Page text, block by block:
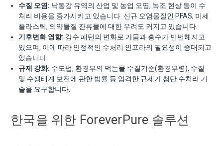
수질 오염: 낙동강 유역의 산업 및 농업 오염, 녹조 현상 등이 수
처리 비용을 증가시키고 있습니다. 신규 오염물질인 PFAS, 미세
플라스틱, 의약물질 잔류물에 대한 우려도 커지고 있습니다.
기후변화 영향: 강수 패턴의 변화로 가뭄과 홍수가 빈번해지고
있으며, 이에 따라 안정적인 수처리 인프라의 필요성이 증대되고
있습니다.
규제 강화: 수도법, 환경부의 먹는물 수질기준(환경부령), 수질
및 수생태계 보전에 관한 법률 등 엄격한 규제가 첨단 수처리 기
술을 요구합니다.
한국을 위한 ForeverPure 솔루션